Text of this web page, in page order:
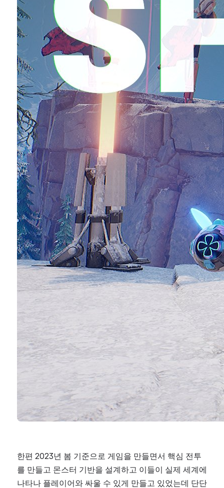
한편 2023년 봄 기준으로 게임을 만들면서 핵심 전투
를 만들고 몬스터 기반을 설계하고 이들이 실제 세계에
나타나 플레이어와 싸울 수 있게 만들고 있었는데 단단